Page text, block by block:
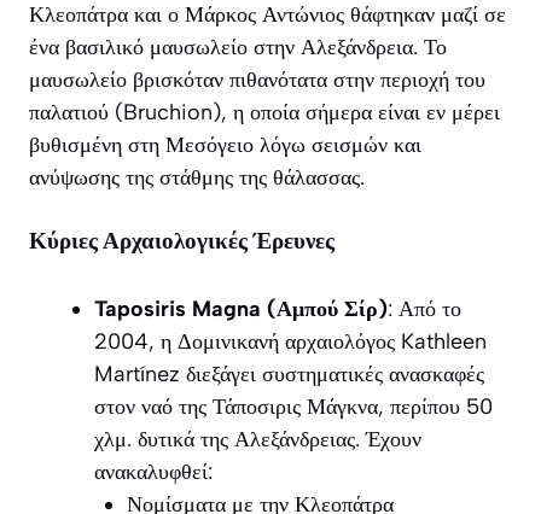
Κλεοπάτρα και ο Μάρκος Αντώνιος θάφτηκαν μαζί σε
ένα βασιλικό μαυσωλείο στην Αλεξάνδρεια. Το
μαυσωλείο βρισκόταν πιθανότατα στην περιοχή του
παλατιού (Bruchion), η οποία σήμερα είναι εν μέρει
βυθισμένη στη Μεσόγειο λόγω σεισμών και
ανύψωσης της στάθμης της θάλασσας.
Κύριες Αρχαιολογικές Έρευνες
Taposiris Magna (Αμπού Σίρ): Από το
2004, η Δομινικανή αρχαιολόγος Kathleen
Martínez διεξάγει συστηματικές ανασκαφές
στον ναό της Τάποσιρις Μάγκνα, περίπου 50
χλμ. δυτικά της Αλεξάνδρειας. Έχουν
ανακαλυφθεί:
Νομίσματα με την Κλεοπάτρα